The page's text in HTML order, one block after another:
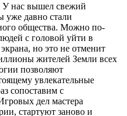
У нас вышел свежий
уже давно стали
общества. Можно по-
с головой уйти в
но это не отменит
жителей Земли всех
позволяют
увлекательные
сопоставим с
дел мастера
стартуют заново и